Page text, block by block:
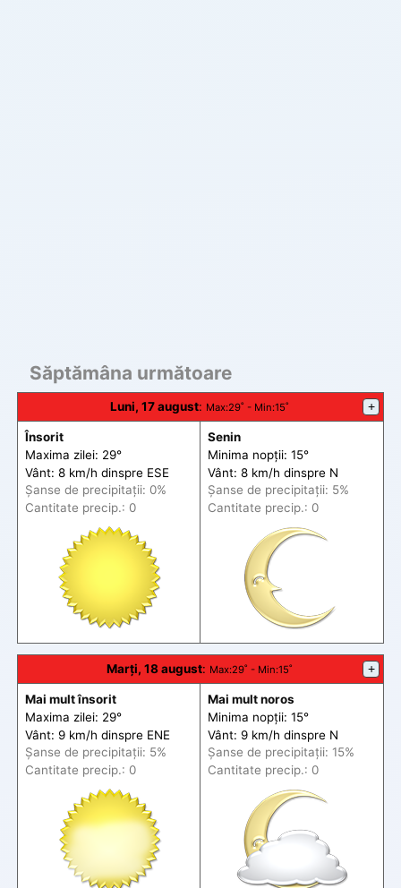
Săptămâna următoare
Luni, 17 august: Max:29˚ - Min:15˚ +
Însorit
Maxima zilei: 29°
Vânt: 8 km/h dinspre ESE
Șanse de precipitații: 0%
Cantitate precip.: 0
Senin
Minima nopții: 15°
Vânt: 8 km/h dinspre N
Șanse de precipitații: 5%
Cantitate precip.: 0
Marți, 18 august: Max:29˚ - Min:15˚ +
Mai mult însorit
Maxima zilei: 29°
Vânt: 9 km/h dinspre ENE
Șanse de precipitații: 5%
Cantitate precip.: 0
Mai mult noros
Minima nopții: 15°
Vânt: 9 km/h dinspre N
Șanse de precipitații: 15%
Cantitate precip.: 0